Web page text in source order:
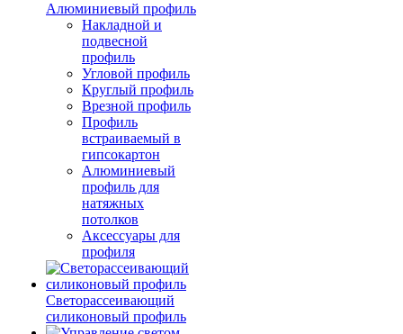
Алюминиевый профиль
Накладной и
подвесной
профиль
Угловой профиль
Круглый профиль
Врезной профиль
Профиль
встраиваемый в
гипсокартон
Алюминиевый
профиль для
натяжных
потолков
Аксессуары для
профиля
Светорассеивающий
силиконовый профиль